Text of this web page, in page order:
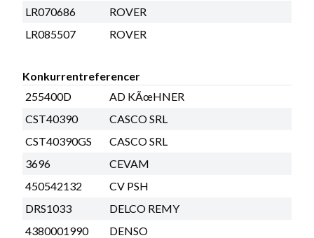
LR070686
ROVER
LR085507
ROVER
Konkurrentreferencer
255400D
AD KÃœHNER
CST40390
CASCO SRL
CST40390GS
CASCO SRL
3696
CEVAM
450542132
CV PSH
DRS1033
DELCO REMY
4380001990
DENSO